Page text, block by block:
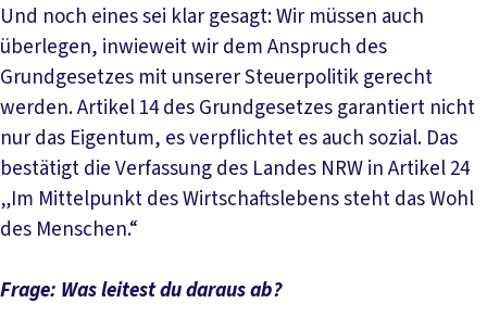
Und noch eines sei klar gesagt: Wir müssen auch
überlegen, inwieweit wir dem Anspruch des
Grundgesetzes mit unserer Steuerpolitik gerecht
werden. Artikel 14 des Grundgesetzes garantiert nicht
nur das Eigentum, es verpflichtet es auch sozial. Das
bestätigt die Verfassung des Landes NRW in Artikel 24
„Im Mittelpunkt des Wirtschaftslebens steht das Wohl
des Menschen.“
Frage: Was leitest du daraus ab?